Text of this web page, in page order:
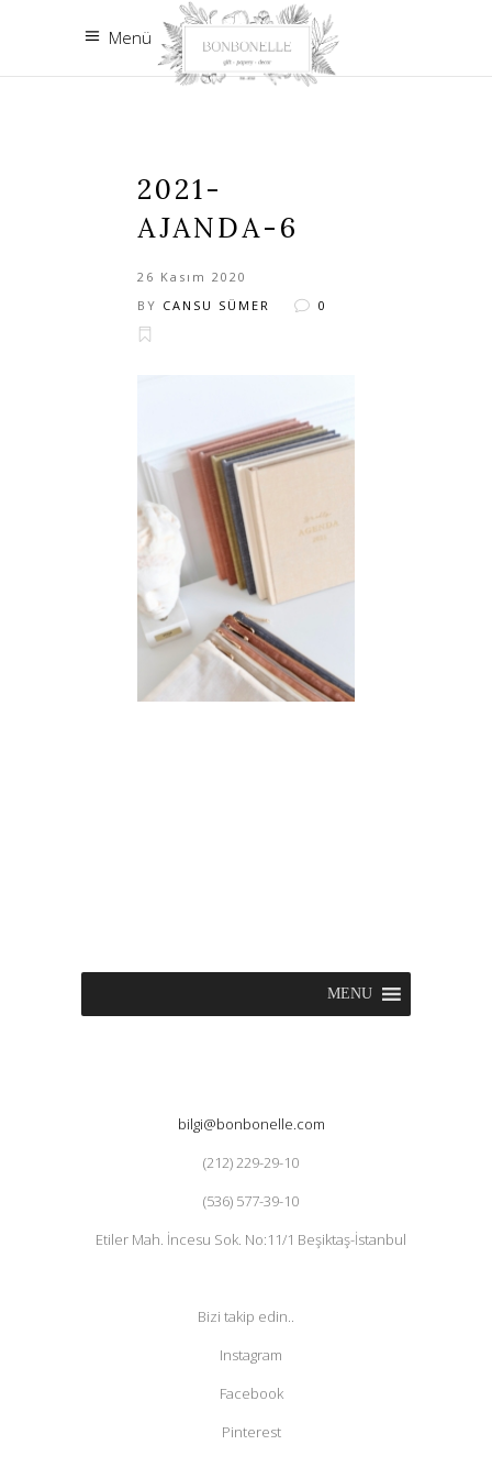
Menü
2021-
AJANDA-6
26 Kasım 2020
BY CANSU SÜMER 0
MENU
bilgi@bonbonelle.com
(212) 229-29-10
(536) 577-39-10
Etiler Mah. İncesu Sok. No:11/1 Beşiktaş-İstanbul
Bizi takip edin..
Instagram
Facebook
Pinterest